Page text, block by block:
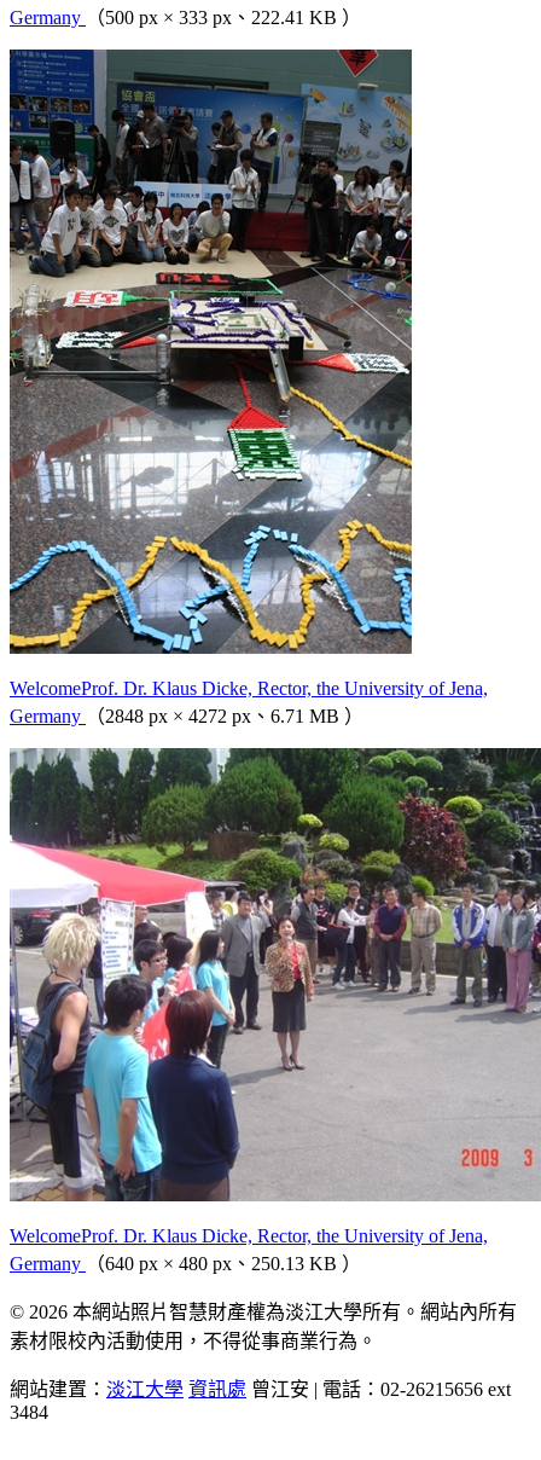
Germany （500 px × 333 px、222.41 KB ）
WelcomeProf. Dr. Klaus Dicke, Rector, the University of Jena,
Germany
（2848 px × 4272 px、6.71 MB ）
WelcomeProf. Dr. Klaus Dicke, Rector, the University of Jena,
Germany
（640 px × 480 px、250.13 KB ）
© 2026 本網站照片智慧財產權為淡江大學所有。網站內所有
素材限校內活動使用，不得從事商業行為。
網站建置： 淡江大學 資訊處 曾江安 | 電話：02-26215656 ext
3484